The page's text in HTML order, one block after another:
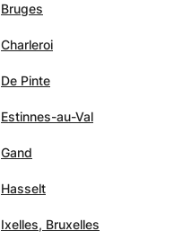
Bruges
Charleroi
De Pinte
Estinnes-au-Val
Gand
Hasselt
Ixelles, Bruxelles